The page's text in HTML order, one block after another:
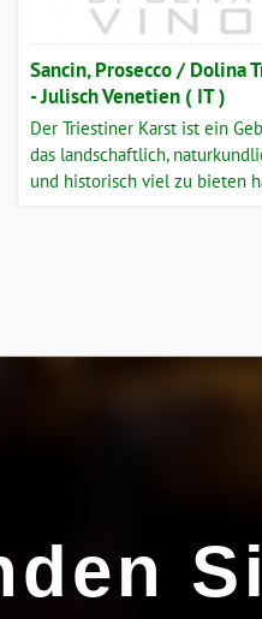
Sancin, Prosecco / Dolina
- Julisch Venetien ( IT )
Der Triestiner Karst ist ein
das landschaftlich,
und historisch viel zu bieten